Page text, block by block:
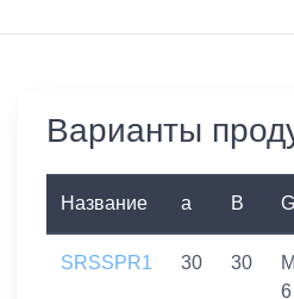
Варианты
Название a B G
SRSSPR1 30 30
M
6